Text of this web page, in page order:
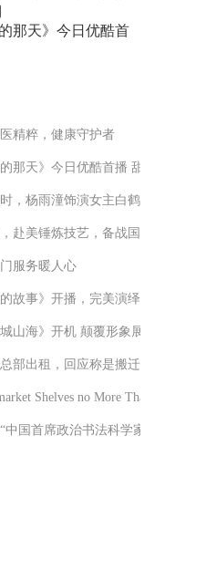
那天》今日优酷首
精粹，健康守护者
那天》今日优酷首播 甜到少女心
，杨雨潼饰演女主白鹤淮引期待
赴美锤炼技艺，备战国际赛场
服务暖人心
故事》开播，完美演绎精英范儿
山海》开机 颠覆形象展露演员可
部出租，回应称是搬迁新地址
Shelves no More Than 20
国首席政治书法科学家”殊荣